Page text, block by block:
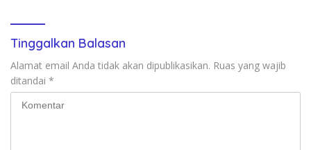
Tinggalkan Balasan
Alamat email Anda tidak akan dipublikasikan. Ruas yang wajib
ditandai *